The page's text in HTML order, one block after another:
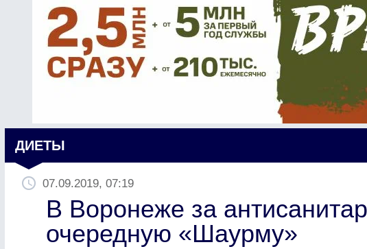
ДИЕТЫ
07.09.2019, 07:19
В Воронеже за
очередную «Шаурму»